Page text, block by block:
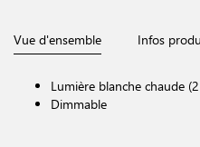
Vue d'ensemble Infos
Lumière blanche chaude
Dimmable